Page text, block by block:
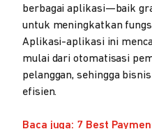
berbagai aplikasi—baik
untuk meningkatkan
Aplikasi-aplikasi ini
mulai dari otomatisasi
pelanggan, sehingga
efisien.
Baca juga: 7 Best